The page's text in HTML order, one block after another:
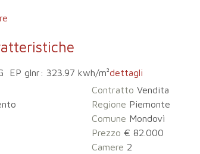
EP glnr: 323.97 kwh/m²dettagli
Contratto Vendita
Regione Piemonte
Comune Mondovì
Prezzo € 82.000
Camere 2